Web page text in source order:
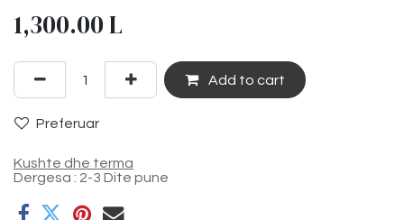
1,300.00L
Add to cart
Preferuar
Kushte dhe terma
Dergesa : 2-3 Dite pune